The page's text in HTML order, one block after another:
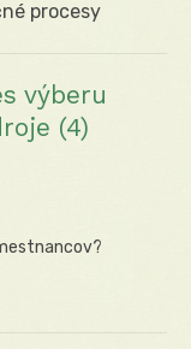
procesy
výberu
(4)